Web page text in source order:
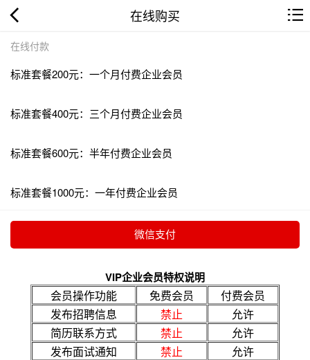
在线购买
在线付款
标准套餐200元：一个月付费企业会员
标准套餐400元：三个月付费企业会员
标准套餐600元：半年付费企业会员
标准套餐1000元：一年付费企业会员
VIP企业会员特权说明
会员操作功能 免费会员
付费会员
发布招聘信息
禁止
允许
简历联系方式
禁止
允许
发布面试通知
禁止 允许